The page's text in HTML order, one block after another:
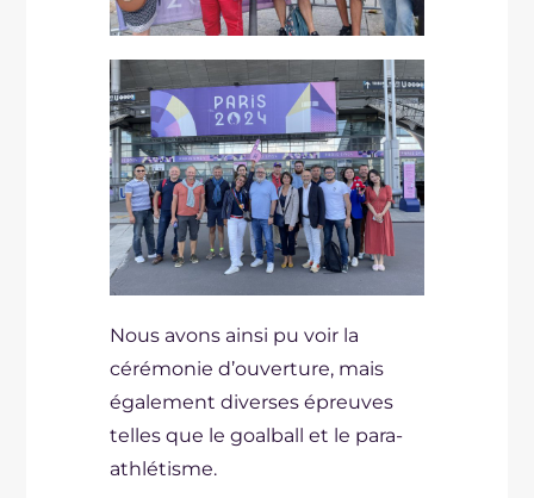
Nous avons ainsi pu voir la
cérémonie d’ouverture, mais
également diverses épreuves
telles que le goalball et le para-
athlétisme.